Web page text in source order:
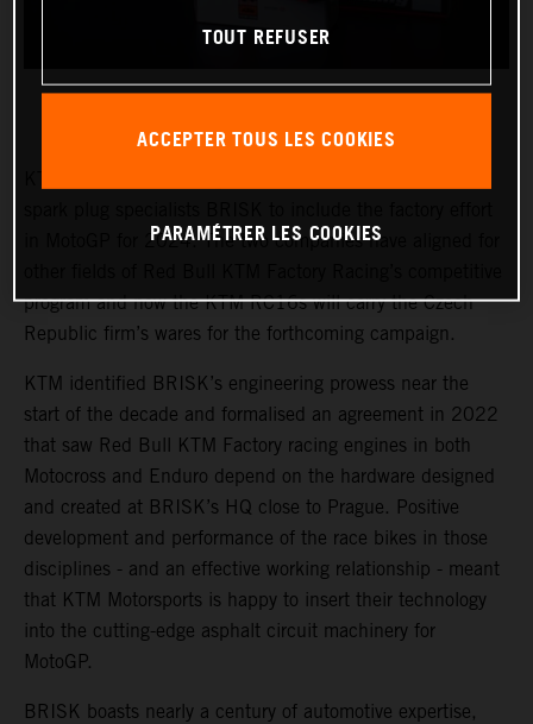
in MotoGP for 2024. The two companies have aligned for
program and now the KTM RC16s will carry the Czech
Republic firm’s wares for the forthcoming campaign.
KTM identified BRISK’s engineering prowess near the
start of the decade and formalised an agreement in 2022
that saw Red Bull KTM Factory racing engines in both
Motocross and Enduro depend on the hardware designed
and created at BRISK’s HQ close to Prague. Positive
development and performance of the race bikes in those
disciplines - and an effective working relationship - meant
that KTM Motorsports is happy to insert their technology
into the cutting-edge asphalt circuit machinery for
MotoGP.
BRISK boasts nearly a century of automotive expertise,
TOUT REFUSER
ACCEPTER TOUS LES COOKIES
PARAMÉTRER LES COOKIES